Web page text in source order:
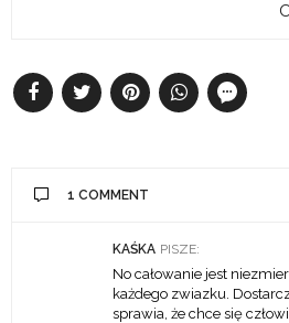
1 COMMENT
KAŚKA PISZE:
No całowanie jest
każdego zwiazku.
sprawia, że chce się